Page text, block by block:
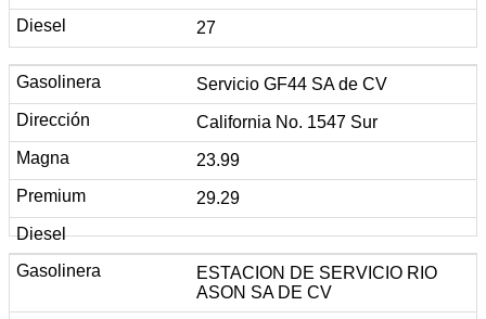
27
Servicio GF44 SA de CV
California No. 1547 Sur
23.99
29.29
ESTACION DE SERVICIO RIO
ASON SA DE CV